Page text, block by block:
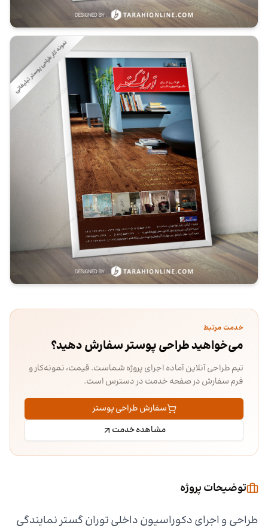
خدمت مرتبط
می‌خواهید طراحی پوستر سفارش دهید؟
تیم طراحی آنلاین آماده اجرای پروژه شماست. قیمت، نمونه‌کار و
فرم سفارش در صفحه خدمت در دسترس است.
سفارش طراحی پوستر
مشاهده خدمت
توضیحات پروژه
طراحی و اجرای دکوراسیون داخلی توران گستر نمایندگی